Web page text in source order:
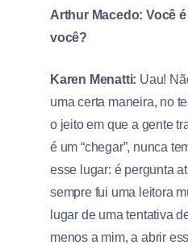
Arthur Macedo: Você
você?
Karen Menatti: Uau!
uma certa maneira, no
o jeito em que a gente
é um “chegar”, nunca
esse lugar: é pergunta
sempre fui uma leitora
lugar de uma tentativa
menos a mim, a abrir